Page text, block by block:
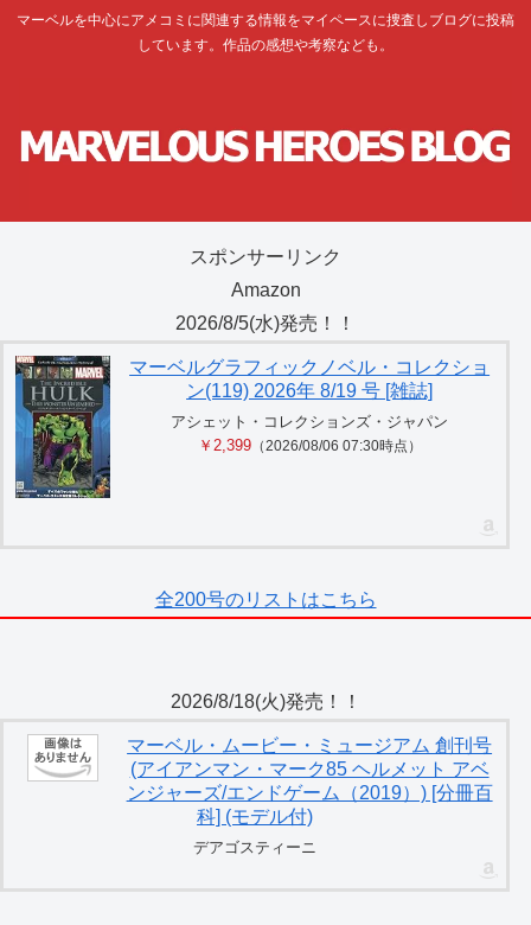
マーベルを中心にアメコミに関連する情報をマイペースに捜査しブログに投稿
しています。作品の感想や考察なども。
スポンサーリンク
Amazon
2026/8/5(水)発売！！
マーベルグラフィックノベル・コレクショ
ン(119) 2026年 8/19 号 [雑誌]
アシェット・コレクションズ・ジャパン
￥2,399（2026/08/06 07:30時点）
全200号のリストはこちら
2026/8/18(火)発売！！
マーベル・ムービー・ミュージアム 創刊号
(アイアンマン・マーク85 ヘルメット アベ
ンジャーズ/エンドゲーム（2019）) [分冊百
科] (モデル付)
デアゴスティーニ